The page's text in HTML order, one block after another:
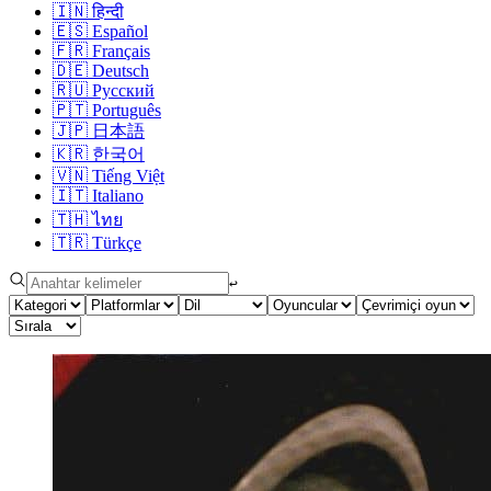
🇮🇳 हिन्दी
🇪🇸 Español
🇫🇷 Français
🇩🇪 Deutsch
🇷🇺 Русский
🇵🇹 Português
🇯🇵 日本語
🇰🇷 한국어
🇻🇳 Tiếng Việt
🇮🇹 Italiano
🇹🇭 ไทย
🇹🇷 Türkçe
↩︎